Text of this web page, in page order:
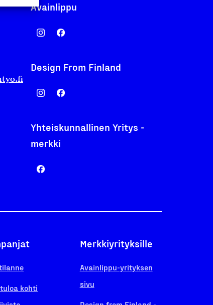
Avainlippu
Design From Finland
Yhteiskunnallinen Yritys -
merkki
kohti
Merkkiyrityksille
Avainlippu-yrityksen
sivu